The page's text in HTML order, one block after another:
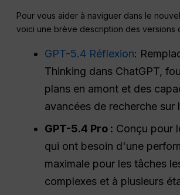
Pour vous aider à naviguer dans le
voici une brève description des versions
GPT-5.4 Réflexion:
Thinking dans ChatGPT,
plans en amont et des
avancées de recherche sur
GPT-5.4 Pro : Conçu pour
qui ont besoin d'une
maximale pour les tâches
complexes et à plusieurs